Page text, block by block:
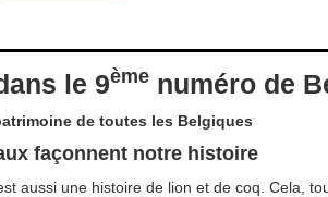
le 9ème numéro de
de toutes les Belgiques
façonnent notre histoire
aussi une histoire de lion et de coq. Cela,